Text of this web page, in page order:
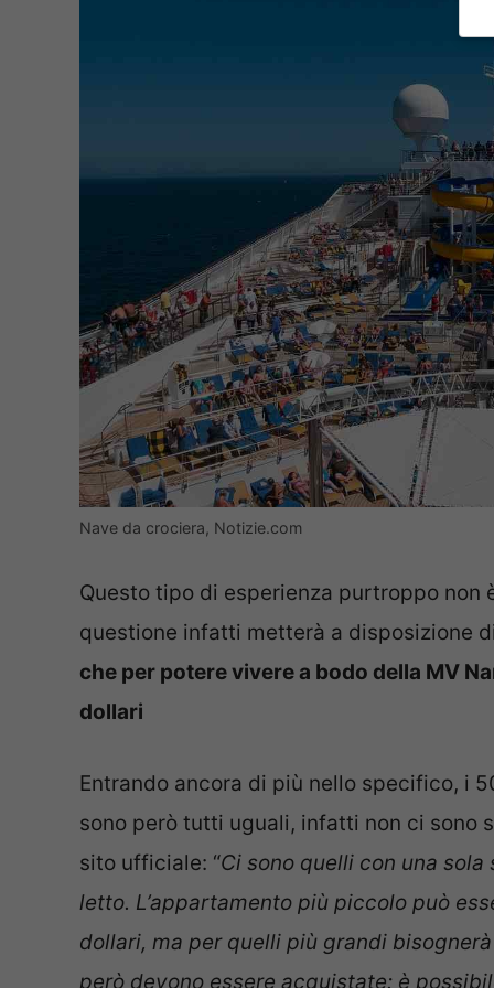
Nave da crociera, Notizie.com
Questo tipo di esperienza purtroppo
questione infatti metterà a disposizione
che per potere vivere a bodo della MV
dollari
Entrando ancora di più nello specifico, i
sono però tutti uguali, infatti non ci sono
sito ufficiale: “Ci sono quelli con una
letto. L’appartamento più piccolo può
dollari, ma per quelli più grandi
però devono essere acquistate: è